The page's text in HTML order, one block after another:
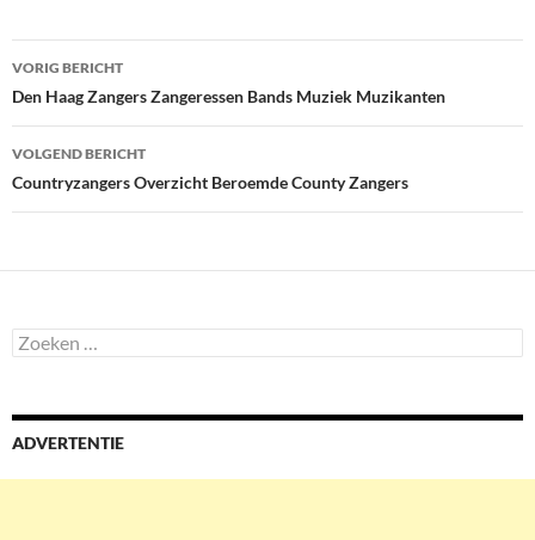
Bericht
navigatie
VORIG BERICHT
Den Haag Zangers Zangeressen Bands Muziek Muzikanten
VOLGEND BERICHT
Countryzangers Overzicht Beroemde County Zangers
Zoeken
naar:
ADVERTENTIE